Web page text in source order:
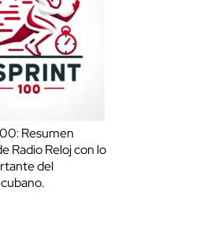
Resumen
Radio Reloj con lo
del